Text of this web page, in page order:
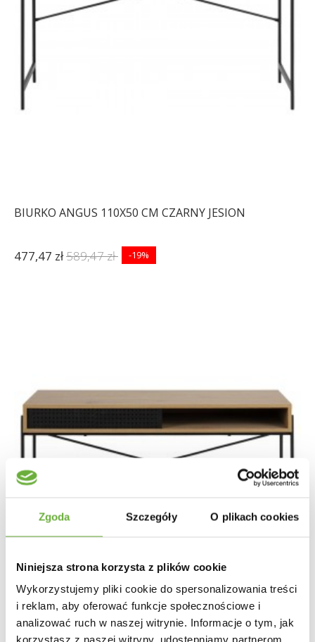
Zgoda Szczegóły O plikach cookies
Niniejsza strona korzysta z plików cookie
Wykorzystujemy pliki cookie do spersonalizowania treści
i reklam, aby oferować funkcje społecznościowe i
analizować ruch w naszej witrynie. Informacje o tym, jak
korzystasz z naszej witryny, udostępniamy partnerom
BIURKO ANGUS 110X50 CM CZARNY JESION
477,47 zł589,47 zł -19%